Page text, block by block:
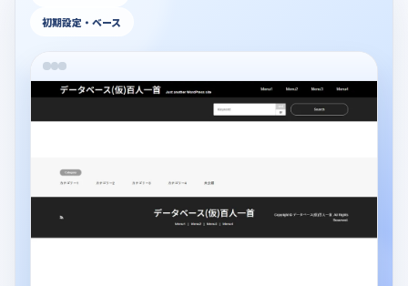
初期設定・ベース